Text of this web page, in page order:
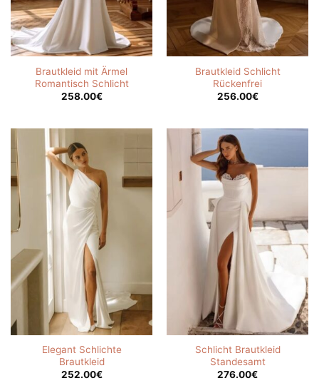
Brautkleid mit Ärmel
Romantisch Schlicht
258.00€
Brautkleid Schlicht
Rückenfrei
256.00€
Elegant Schlichte
Brautkleid
252.00€
Schlicht Brautkleid
Standesamt
276.00€